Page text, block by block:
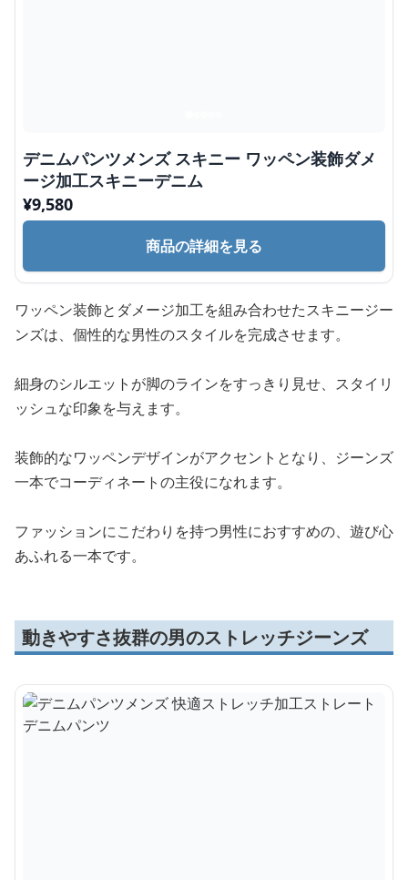
デニムパンツメンズ スキニー ワッペン装飾ダメ
ージ加工スキニーデニム
¥9,580
商品の詳細を見る
ワッペン装飾とダメージ加工を組み合わせたスキニージー
ンズは、個性的な男性のスタイルを完成させます。
細身のシルエットが脚のラインをすっきり見せ、スタイリ
ッシュな印象を与えます。
装飾的なワッペンデザインがアクセントとなり、ジーンズ
一本でコーディネートの主役になれます。
ファッションにこだわりを持つ男性におすすめの、遊び心
あふれる一本です。
動きやすさ抜群の男のストレッチジーンズ